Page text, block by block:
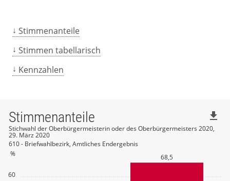
Stimmenanteile
Stimmen tabellarisch
Kennzahlen
60
% 68,5
Stimmenanteile
Stichwahl der Oberbürgermeisterin oder des Oberbürgermeisters 2020,
29. März 2020
610 - Briefwahlbezirk, Amtliches Endergebnis
file_download